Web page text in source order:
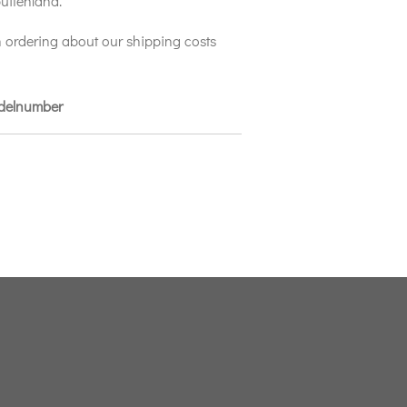
ordering about our shipping costs